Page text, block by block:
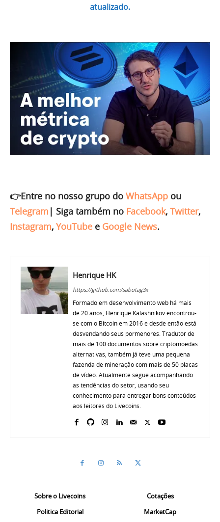
atualizado.
👉Entre no nosso grupo do WhatsApp ou
Telegram | Siga também no Facebook, Twitter,
Instagram, YouTube e Google News.
Henrique HK
https://github.com/sabotag3x
Formado em desenvolvimento web há mais
de 20 anos, Henrique Kalashnikov encontrou-
se com o Bitcoin em 2016 e desde então está
desvendando seus pormenores. Tradutor de
mais de 100 documentos sobre criptomoedas
alternativas, também já teve uma pequena
fazenda de mineração com mais de 50 placas
de vídeo. Atualmente segue acompanhando
as tendências do setor, usando seu
conhecimento para entregar bons conteúdos
aos leitores do Livecoins.
Sobre o Livecoins
Politica Editorial
Cotações
MarketCap